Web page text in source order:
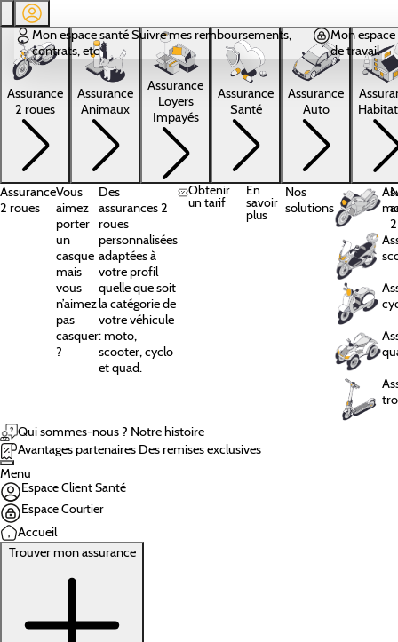
Aller au contenu principal
Mon espace santéSuivre mes remboursements,
contrats, etc
Mon
de travail
Assurance
2 roues
Assurance
Animaux
Assurance
Loyers
Impayés
Assurance
Santé
Assurance
Auto
Assurance
2 roues
Vous
aimez
porter
un
casque
mais
vous
n’aimez
pas
casquer
?
Des
assurances 2
roues
personnalisées
adaptées à
votre profil
quelle que soit
la catégorie de
votre véhicule
: moto,
scooter, cyclo
et quad.
Obtenir
un tarif
En
savoir
plus
Nos
solutions
Qui sommes-nous ? Notre histoire
Avantages partenaires Des remises exclusives
Menu
Espace Client Santé
Espace Courtier
Accueil
Trouver mon assurance